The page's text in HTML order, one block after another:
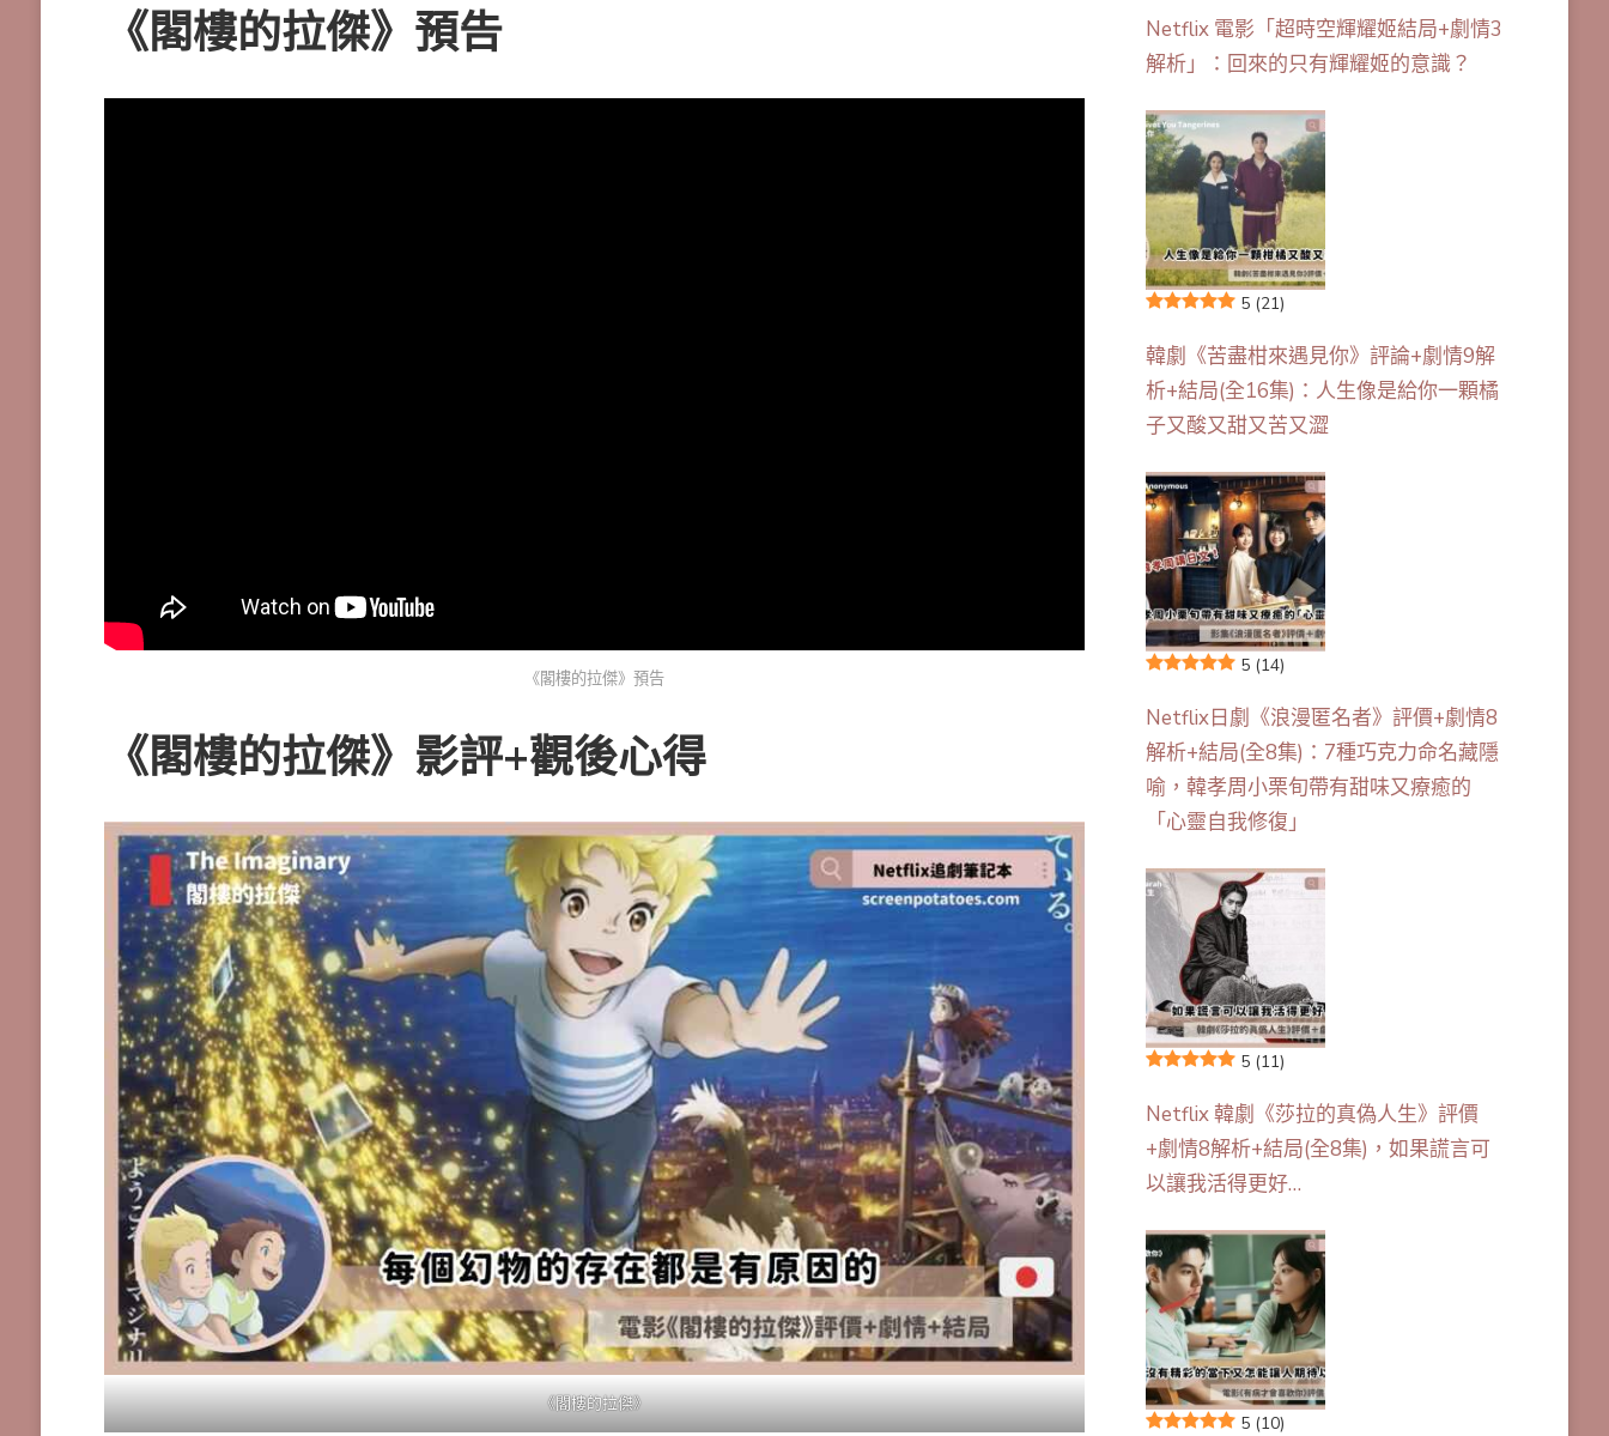
《閣樓的拉傑》預告
《閣樓的拉傑》預告
《閣樓的拉傑》影評+觀後心得
《閣樓的拉傑》
Netflix 電影「超時空輝耀姬結局+劇情3
解析」：回來的只有輝耀姬的意識？
5 (21)
韓劇《苦盡柑來遇見你》評論+劇情9解
析+結局(全16集)：人生像是給你一顆橘
子又酸又甜又苦又澀
5 (14)
Netflix日劇《浪漫匿名者》評價+劇情8
解析+結局(全8集)：7種巧克力命名藏隱
喻，韓孝周小栗旬帶有甜味又療癒的
「心靈自我修復」
5 (11)
Netflix 韓劇《莎拉的真偽人生》評價
+劇情8解析+結局(全8集)，如果謊言可
以讓我活得更好…
5 (10)